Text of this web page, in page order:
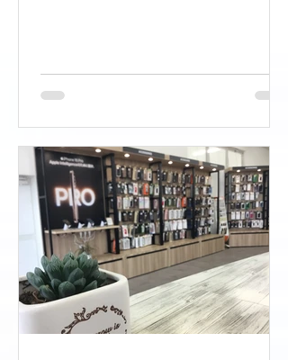
でんきもまとめてお得につかいましょ
う！...